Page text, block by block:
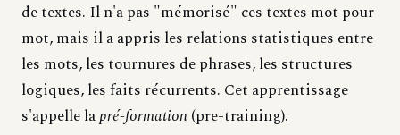
de textes. Il n'a pas "mémorisé" ces textes mot pour
mot, mais il a appris les relations statistiques entre
les mots, les tournures de phrases, les structures
logiques, les faits récurrents. Cet apprentissage
s'appelle lapré-formation(pre-training).